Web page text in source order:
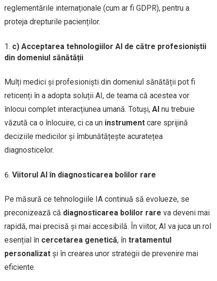
reglementările internaționale (cum ar fi GDPR), pentru a
proteja drepturile pacienților.
c) Acceptarea tehnologiilor AI de către profesioniștii
din domeniul sănătății
Mulți medici și profesioniști din domeniul sănătății pot fi
reticenți în a adopta soluții AI, de teama că acestea vor
înlocui complet interacțiunea umană. Totuși, AInu trebuie
văzută ca o înlocuire, ci ca un instrumentcare sprijină
deciziile medicilor și îmbunătățește acuratețea
diagnosticelor.
Viitorul AI în diagnosticarea bolilor rare
Pe măsură ce tehnologiile IA continuă să evolueze, se
preconizează că diagnosticarea bolilor rare va deveni mai
rapidă, mai precisă și mai accesibilă. În viitor, AI va juca un rol
esențial în cercetarea genetică, în tratamentul
personalizatși în crearea unor strategii de prevenire mai
eficiente.